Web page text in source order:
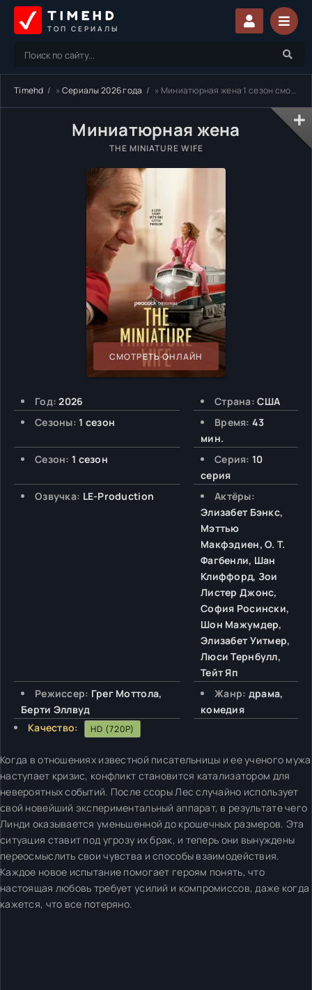
TIMEHD
ТОП СЕРИАЛЫ
Timehd »Сериалы 2026 года » Миниатюрная жена 1 сезон смотреть онлайн бесплатно
Миниатюрная жена
THE MINIATURE WIFE
СМОТРЕТЬ ОНЛАЙН
Год: 2026 Страна: США
Сезоны: 1 сезон Время: 43
мин.
Сезон: 1 сезон Серия: 10
серия
Озвучка: LE-Production
Актёры:
Элизабет Бэнкс,
Мэттью
Макфэдиен, О. Т.
Фагбенли, Шан
Клиффорд, Зои
Листер Джонс,
София Росински,
Шон Мажумдер,
Элизабет Уитмер,
Люси Тернбулл,
Тейт Яп
Режиссер: Грег Моттола,
Берти Эллвуд
Жанр: драма,
комедия
Качество:
HD (720P)
Когда в отношениях известной писательницы и ее ученого мужа
наступает кризис, конфликт становится катализатором для
невероятных событий. После ссоры Лес случайно использует
свой новейший экспериментальный аппарат, в результате чего
Линди оказывается уменьшенной до крошечных размеров. Эта
ситуация ставит под угрозу их брак, и теперь они вынуждены
переосмыслить свои чувства и способы взаимодействия.
Каждое новое испытание помогает героям понять, что
настоящая любовь требует усилий и компромиссов, даже когда
кажется, что все потеряно.